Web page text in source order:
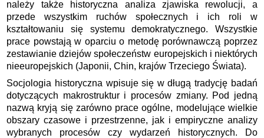
należy także historyczna analiza zjawiska rewolucji, a
przede wszystkim ruchów społecznych i ich roli w
kształtowaniu się systemu demokratycznego. Wszystkie
prace powstają w oparciu o metodę porównawczą poprzez
zestawianie dziejów społeczeństw europejskich i niektórych
nieeuropejskich (Japonii, Chin, krajów Trzeciego Świata).
Socjologia historyczna wpisuje się w długą tradycję badań
dotyczących makrostruktur i procesów zmiany. Pod jedną
nazwą kryją się zarówno prace ogólne, modelujące wielkie
obszary czasowe i przestrzenne, jak i empiryczne analizy
wybranych procesów czy wydarzeń historycznych. Do